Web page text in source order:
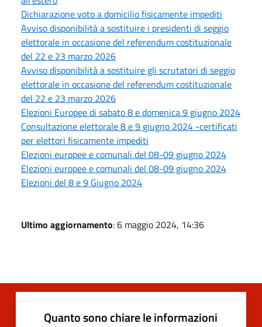
Dichiarazione voto a domicilio fisicamente impediti
Avviso disponibilità a sostituire i presidenti di seggio
elettorale in occasione del referendum costituzionale
del 22 e 23 marzo 2026
Avviso disponibilità a sostituire gli scrutatori di seggio
elettorale in occasione del referendum costituzionale
del 22 e 23 marzo 2026
Elezioni Europee di sabato 8 e domenica 9 giugno 2024
Consultazione elettorale 8 e 9 giugno 2024 -certificati
per elettori fisicamente impediti
Elezioni europee e comunali del 08-09 giugno 2024
Elezioni europee e comunali del 08-09 giugno 2024
Elezioni del 8 e 9 Giugno 2024
Ultimo aggiornamento: 6 maggio 2024, 14:36
Quanto sono chiare le informazioni